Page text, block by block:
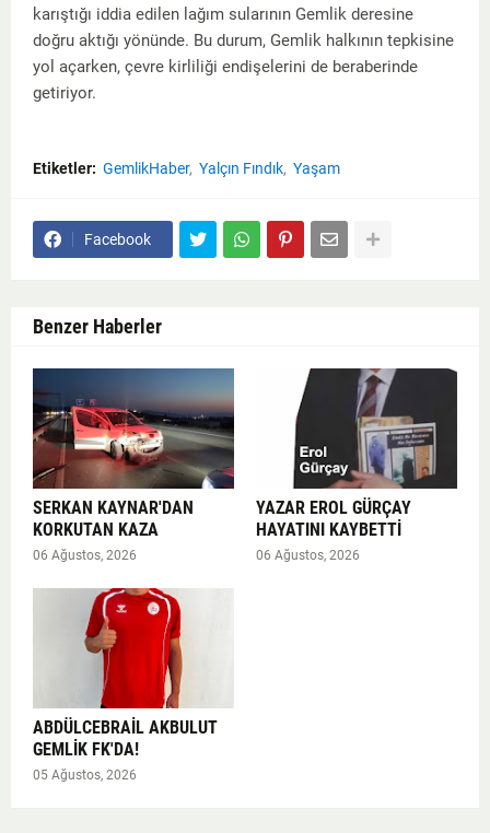
karıştığı iddia edilen lağım sularının Gemlik deresine
doğru aktığı yönünde. Bu durum, Gemlik halkının tepkisine
yol açarken, çevre kirliliği endişelerini de beraberinde
getiriyor.
Etiketler: GemlikHaber Yalçın Fındık Yaşam
Facebook
Benzer Haberler
SERKAN KAYNAR'DAN
KORKUTAN KAZA
06 Ağustos, 2026
YAZAR EROL GÜRÇAY
HAYATINI KAYBETTİ
06 Ağustos, 2026
ABDÜLCEBRAİL AKBULUT
GEMLİK FK'DA!
05 Ağustos, 2026